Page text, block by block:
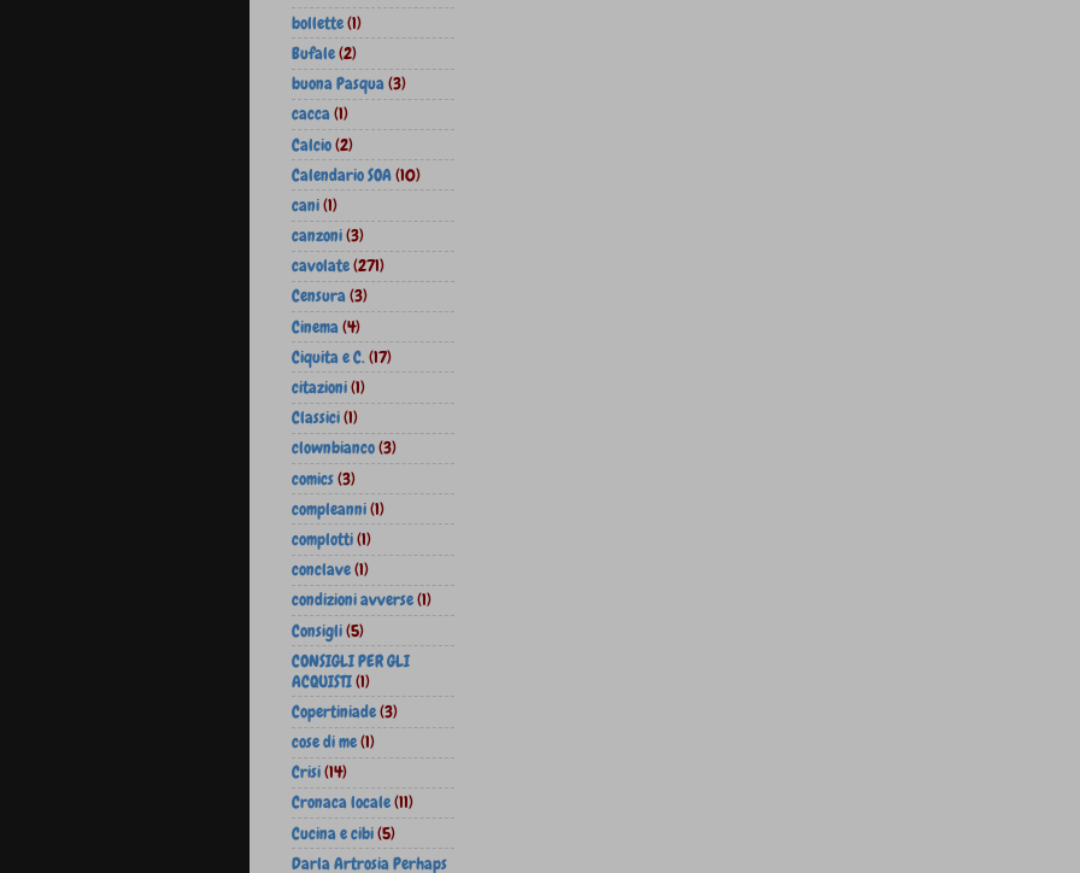
bollette(1)
Bufale(2)
buona Pasqua(3)
cacca(1)
Calcio(2)
Calendario SOA(10)
cani(1)
canzoni(3)
cavolate(271)
Censura(3)
Cinema(4)
Ciquita e C.(17)
citazioni(1)
Classici(1)
clownbianco(3)
comics(3)
compleanni(1)
complotti(1)
conclave(1)
condizioni avverse(1)
Consigli(5)
CONSIGLI PER GLI
ACQUISTI(1)
Copertiniade(3)
cose di me(1)
Crisi(14)
Cronaca locale(11)
Cucina e cibi(5)
Darla Artrosia Perhaps